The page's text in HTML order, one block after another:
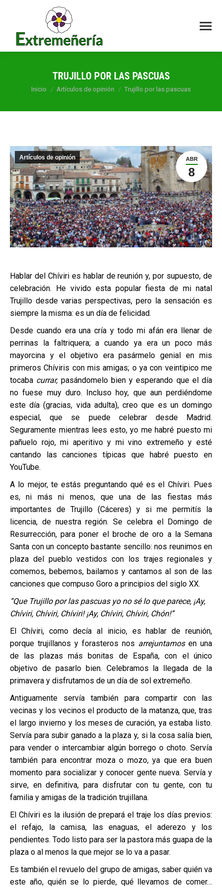
TRUJILLO POR LAS PASCUAS
Estás aquí:
Inicio Artículos de opinión Trujillo por las pascuas
ABR
8
Artículos de opinión
Hablar del Chíviri es hablar de reunión y, por supuesto, de
celebración. He vivido esta popular fiesta de mi natal
Trujillo desde varias perspectivas, pero la sensación es
siempre la misma: es un día de felicidad.
Desde cuando era una cría y todo mi afán era llenar de
perrinas la faltriquera; a cuando ya era un poco más
mayorcina y el objetivo era pasármelo genial en mis
primeros Chíviris con mis amigas; o ya con veintipico me
tocaba currar, pasándomelo bien y esperando que el día
no fuese muy duro. Incluso hoy, que aun perdiéndome
este día (gracias, vida adulta), creo que es un domingo
especial, que se puede celebrar desde Madrid.
Seguramente mientras lees esto, yo me habré puesto mi
pañuelo rojo, mi aperitivo y mi vino extremeño y esté
cantando las canciones típicas que habré puesto en
YouTube.
A lo mejor, te estás preguntando qué es el Chíviri. Pues
es, ni más ni menos, que una de las fiestas más
importantes de Trujillo (Cáceres) y si me permitís la
licencia, de nuestra región. Se celebra el Domingo de
Resurrección, para poner el broche de oro a la Semana
Santa con un concepto bastante sencillo: nos reunimos en
plaza del pueblo vestidos con los trajes regionales y
comemos, bebemos, bailamos y cantamos al son de las
canciones que compuso Goro a principios del siglo XX.
“Que Trujillo por las pascuas yo no sé lo que parece, ¡Ay,
Chíviri, Chíviri, Chíviri! ¡Ay, Chíviri, Chíviri, Chón!”
El Chíviri, como decía al inicio, es hablar de reunión,
porque trujillanos y forasteros nos arrejuntamosen una
de las plazas más bonitas de España, con el único
objetivo de pasarlo bien. Celebramos la llegada de la
primavera y disfrutamos de un día de sol extremeño.
Antiguamente servía también para compartir con las
vecinas y los vecinos el producto de la matanza, que, tras
el largo invierno y los meses de curación, ya estaba listo.
Servía para subir ganado a la plaza y, si la cosa salía bien,
para vender o intercambiar algún borrego o choto. Servía
también para encontrar moza o mozo, ya que era buen
momento para socializar y conocer gente nueva. Servía y
sirve, en definitiva, para disfrutar con tu gente, con tu
familia y amigas de la tradición trujillana.
El Chíviri es la ilusión de prepará el traje los días previos:
el refajo, la camisa, las enaguas, el aderezo y los
pendientes. Todo listo para ser la pastora más guapa de la
plaza o al menos la que mejor se lo va a pasar.
Es también el revuelo del grupo de amigas, saber quién va
este año, quién se lo pierde, qué llevamos de comer…